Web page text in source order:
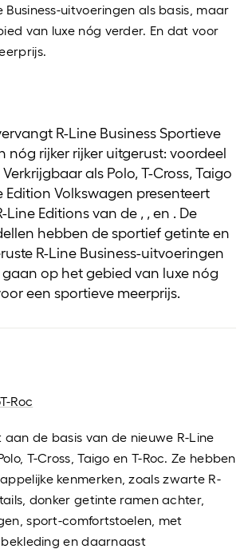
Business-uitvoeringen als basis, maar
van luxe nóg verder. En dat voor
R-Line Business Sportieve
nóg rijker rijker uitgerust: voordeel
als Polo, T-Cross, Taigo
Edition Volkswagen presenteert
Line Editions van de , , en . De
hebben de sportief getinte en
R-Line Business-uitvoeringen
gaan op het gebied van luxe nóg
een sportieve meerprijs.
T-Roc
de basis van de nieuwe R-Line
T-Cross, Taigo en T-Roc. Ze hebben
kenmerken, zoals zwarte R-
donker getinte ramen achter,
sport-comfortstoelen, met
bekleding en daarnaast